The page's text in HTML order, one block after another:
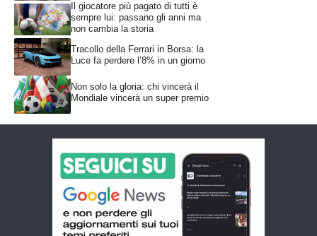
Il giocatore più pagato di tutti è
sempre lui: passano gli anni ma
non cambia la storia
Tracollo della Ferrari in Borsa: la
Luce fa perdere l’8% in un giorno
Non solo la gloria: chi vincerà il
Mondiale vincerà un super premio